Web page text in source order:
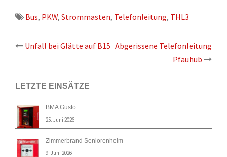
Bus, PKW, Strommasten, Telefonleitung, THL3
Beitrags-
Unfall bei Glätte auf B15 Abgerissene Telefonleitung
Pfauhub
LETZTE EINSÄTZE
BMA Gusto
25. Juni 2026
Zimmerbrand Seniorenheim
9. Juni 2026